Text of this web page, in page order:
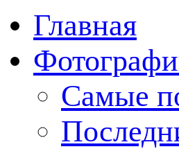
Главная
Cамые